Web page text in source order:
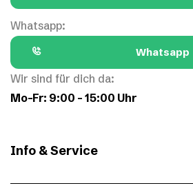
Whatsapp:
Whatsapp
Wir sind für dich da:
Mo–Fr: 9:00 – 15:00 Uhr
Info & Service